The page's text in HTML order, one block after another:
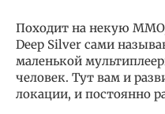
Походит на некую
Deep Silver сами
маленькой
человек. Тут вам и
локации, и постоянно